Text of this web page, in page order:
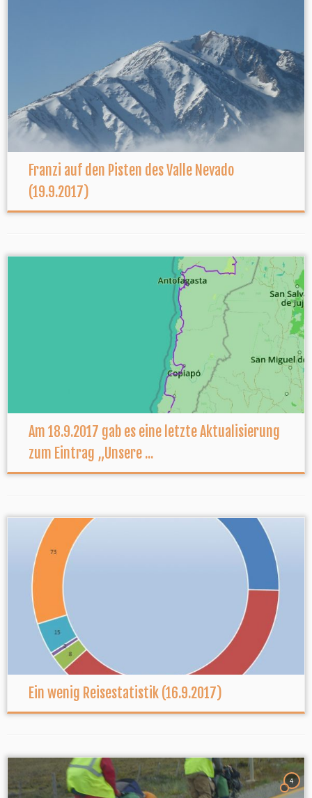
Franzi auf den Pisten des Valle Nevado
(19.9.2017)
Am 18.9.2017 gab es eine letzte Aktualisierung
zum Eintrag „Unsere ...
Ein wenig Reisestatistik (16.9.2017)
4